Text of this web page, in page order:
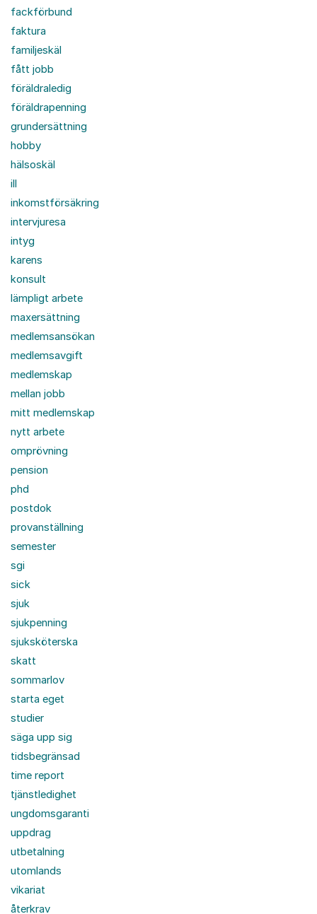
fackförbund
faktura
familjeskäl
fått jobb
föräldraledig
föräldrapenning
grundersättning
hobby
hälsoskäl
ill
inkomstförsäkring
intervjuresa
intyg
karens
konsult
lämpligt arbete
maxersättning
medlemsansökan
medlemsavgift
medlemskap
mellan jobb
mitt medlemskap
nytt arbete
omprövning
pension
phd
postdok
provanställning
semester
sgi
sick
sjuk
sjukpenning
sjuksköterska
skatt
sommarlov
starta eget
studier
säga upp sig
tidsbegränsad
time report
tjänstledighet
ungdomsgaranti
uppdrag
utbetalning
utomlands
vikariat
återkrav